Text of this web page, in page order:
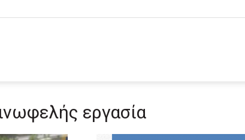
εργασία